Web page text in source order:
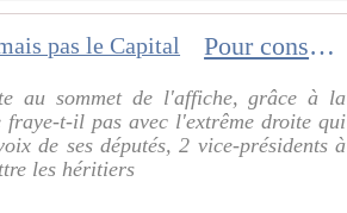
Pour conserver son trône, Macron saborde la Macronie mais pas le Capital
au sommet de l'affiche, grâce à la
fraye-t-il pas avec l'extrême droite qui
de ses députés, 2 vice-présidents à
les héritiers